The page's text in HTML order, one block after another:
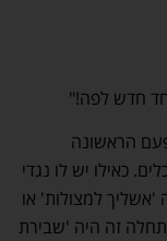
חדש לפה!"
הראשונה
כאילו יש לו נגדי
'אשליך למצולות' או
זה היה 'שבירת